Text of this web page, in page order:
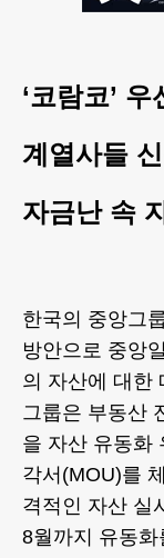
‘코람코’
계열사들
자금난 속
한국의 중앙그
방안으로 중앙
의 자산에 대한
그룹은 부동산
을 자산 유동화
각서(MOU)를
격적인 자산 실
8월까지 유동